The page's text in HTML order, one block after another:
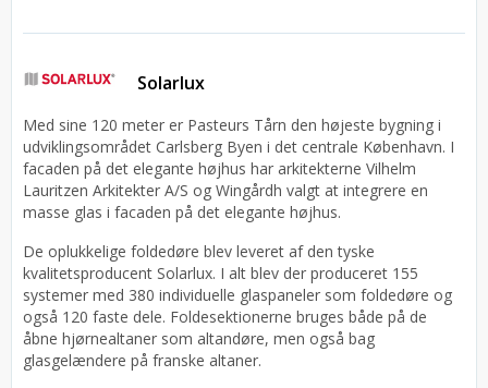
Solarlux
Med sine 120 meter er Pasteurs Tårn den højeste bygning i
udviklingsområdet Carlsberg Byen i det centrale København. I
facaden på det elegante højhus har arkitekterne Vilhelm
Lauritzen Arkitekter A/S og Wingårdh valgt at integrere en
masse glas i facaden på det elegante højhus.
De oplukkelige foldedøre blev leveret af den tyske
kvalitetsproducent Solarlux. I alt blev der produceret 155
systemer med 380 individuelle glaspaneler som foldedøre og
også 120 faste dele. Foldesektionerne bruges både på de
åbne hjørnealtaner som altandøre, men også bag
glasgelændere på franske altaner.